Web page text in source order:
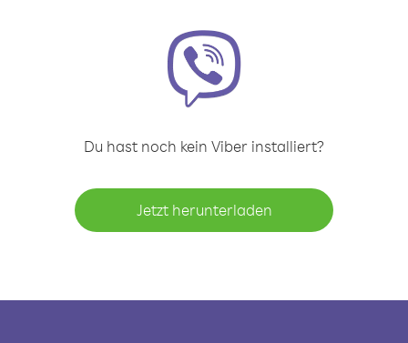
Du hast noch kein Viber installiert?
Jetzt herunterladen